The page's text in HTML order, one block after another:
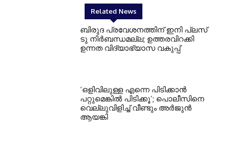
Related News
ബിരുദ പ്രവേശനത്തിന് ഇനി പ്ലസ്
ടു നിര്‍ബന്ധമല്ല; ഉത്തരവിറക്കി
ഉന്നത വിദ്യാഭ്യാസ വകുപ്പ്
‘ഒളിവിലുള്ള എന്നെ പിടിക്കാന്‍
പറ്റുമെങ്കില്‍ പിടിക്കൂ’; പൊലീസിനെ
വെല്ലുവിളിച്ച് വീണ്ടും അര്‍ജുന്‍
ആയങ്കി